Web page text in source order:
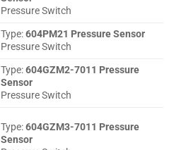
Pressure Switch
Type:604PM21 Pressure Sensor
Pressure Switch
Type:604GZM2-7011 Pressure
Sensor
Pressure Switch
Type:604GZM3-7011 Pressure
Sensor